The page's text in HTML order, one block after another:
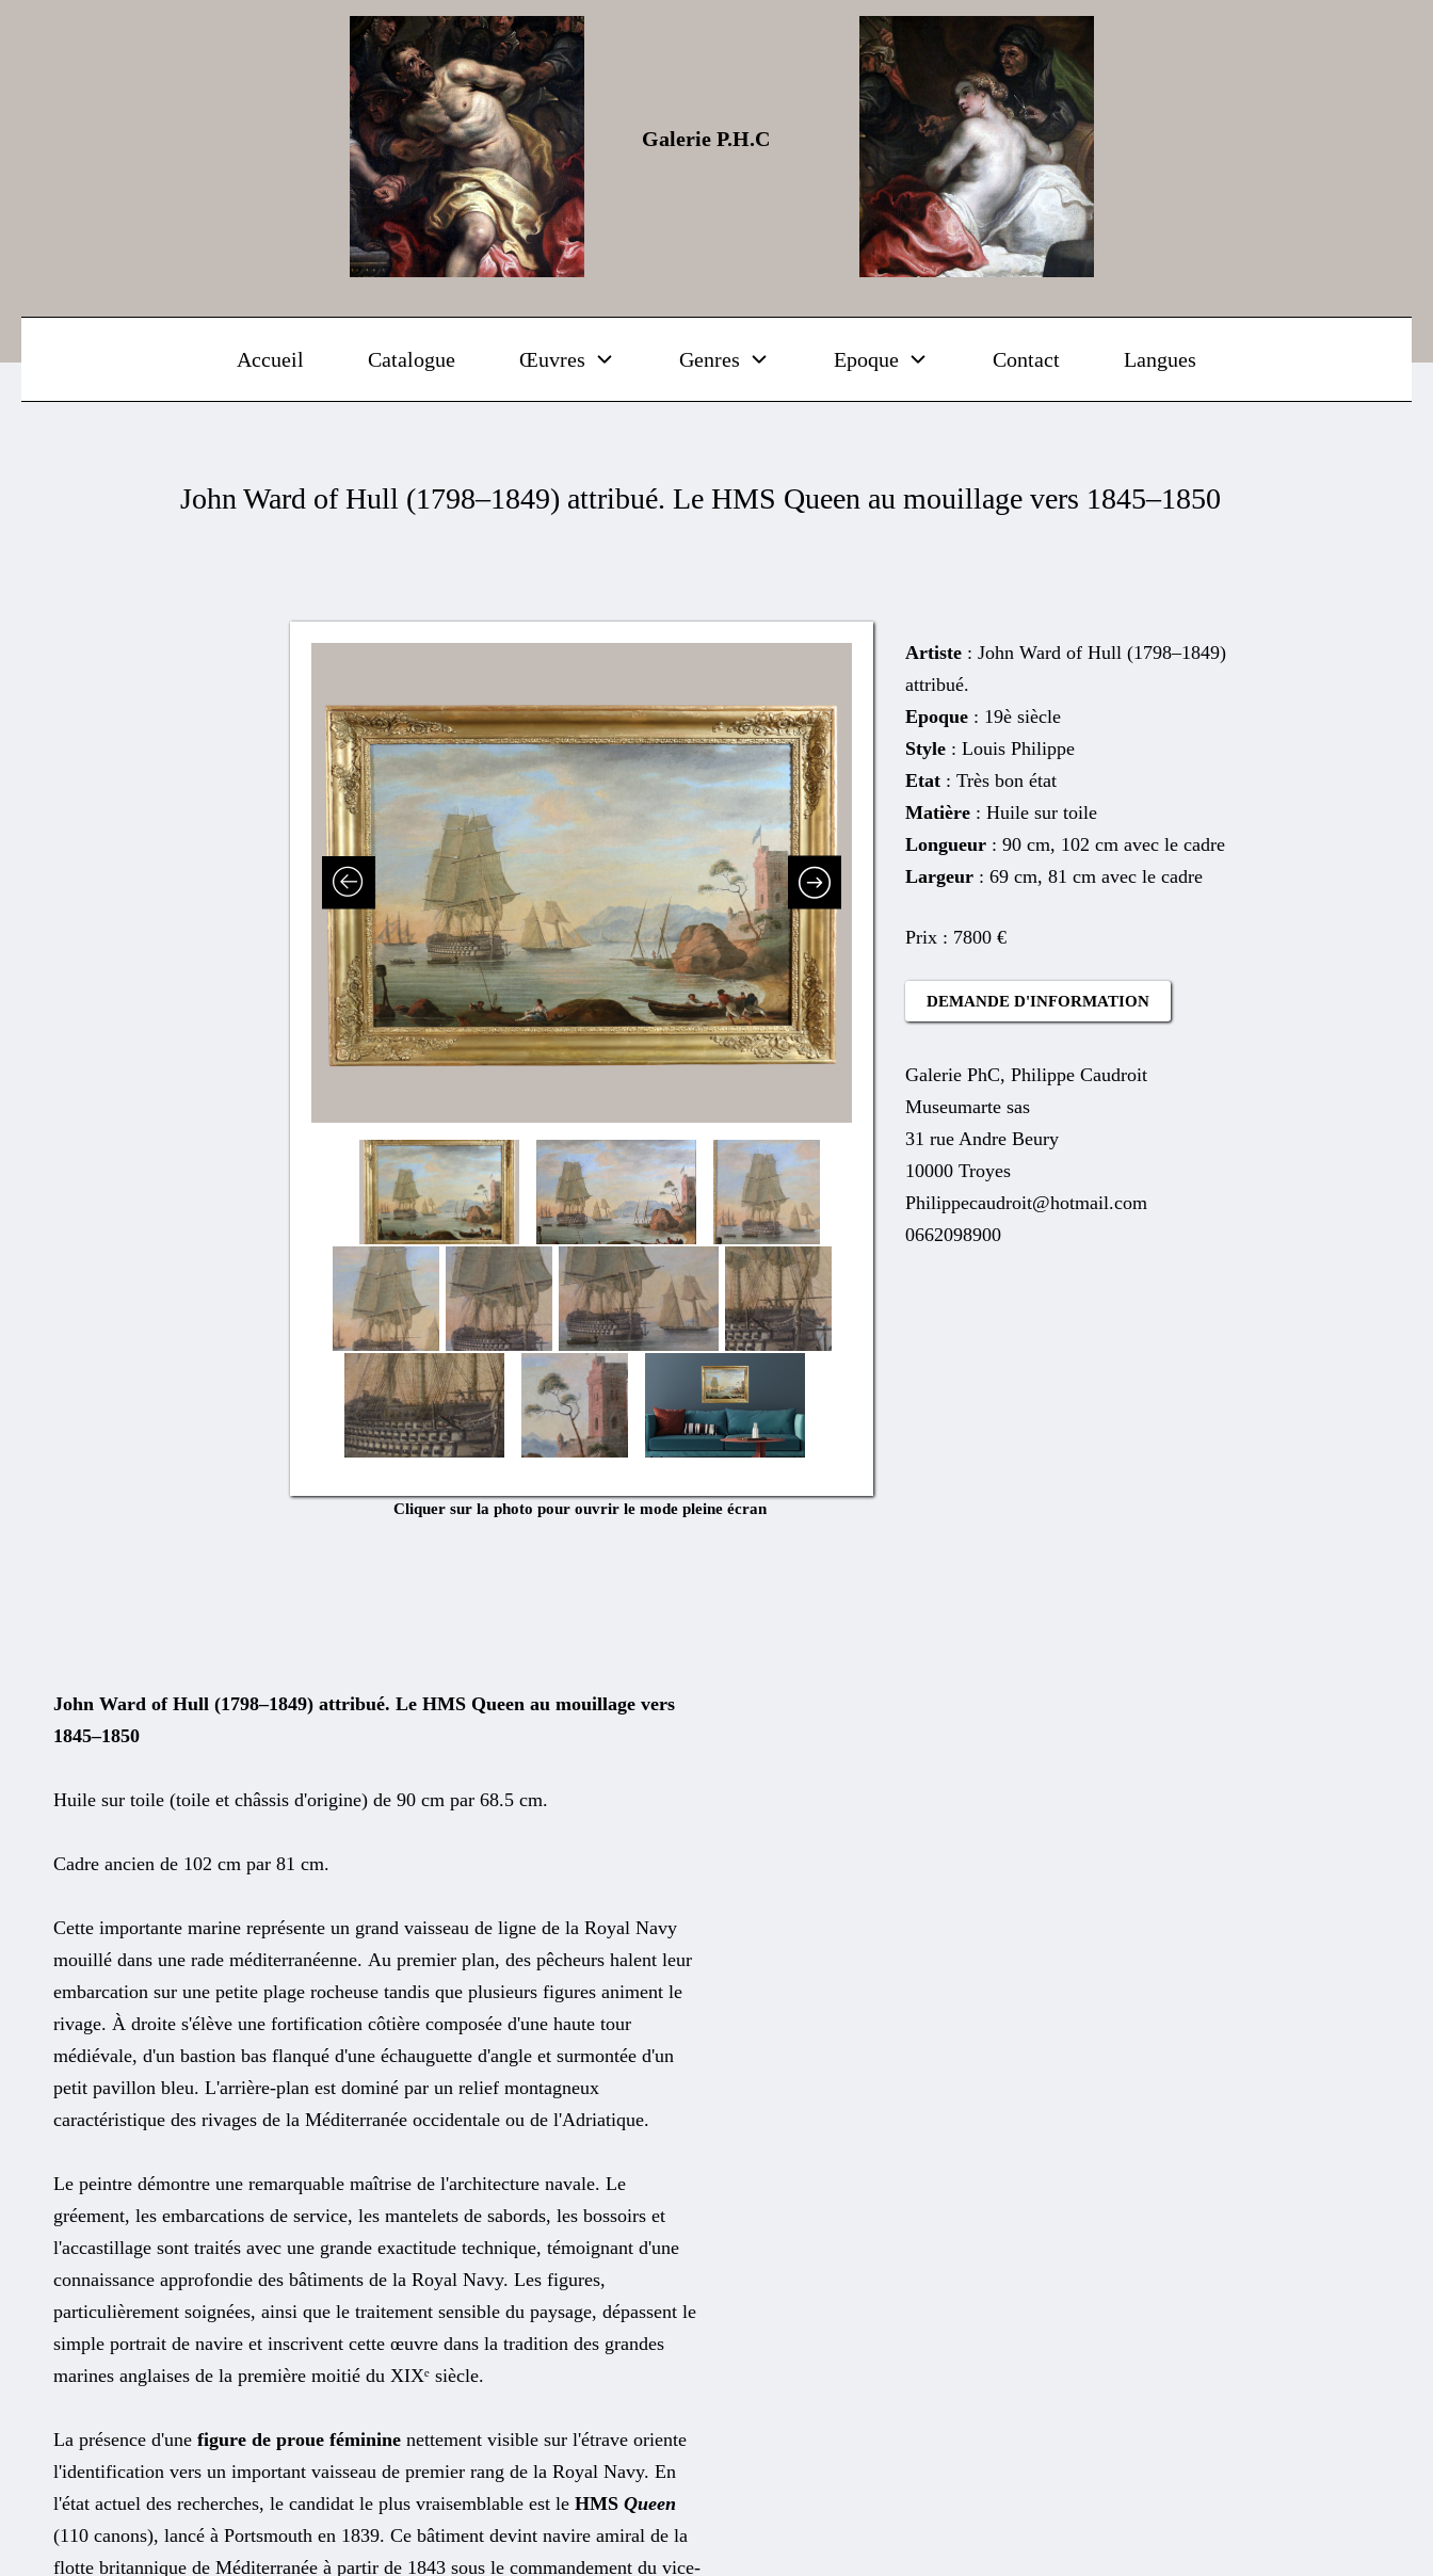
Galerie P.H.C
Accueil Catalogue Œuvres Genres Epoque Contact Langues
John Ward of Hull (1798–1849) attribué. Le HMS Queen au mouillage vers 1845–1850
Cliquer sur la photo pour ouvrir le mode pleine écran
Artiste : John Ward of Hull (1798–1849)
attribué.
Epoque : 19è siècle
Style : Louis Philippe
Etat : Très bon état
Matière : Huile sur toile
Longueur : 90 cm, 102 cm avec le cadre
Largeur : 69 cm, 81 cm avec le cadre
7800€
DEMANDE D'INFORMATION
Galerie PhC, Philippe Caudroit
Museumarte sas
31 rue Andre Beury
10000 Troyes
Philippecaudroit@hotmail.com
0662098900
John Ward of Hull (1798–1849) attribué. Le HMS Queen au mouillage vers
1845–1850
Huile sur toile (toile et châssis d'origine) de 90 cm par 68.5 cm.
Cadre ancien de 102 cm par 81 cm.
Cette importante marine représente un grand vaisseau de ligne de la Royal Navy
mouillé dans une rade méditerranéenne. Au premier plan, des pêcheurs halent leur
embarcation sur une petite plage rocheuse tandis que plusieurs figures animent le
rivage. À droite s'élève une fortification côtière composée d'une haute tour
médiévale, d'un bastion bas flanqué d'une échauguette d'angle et surmontée d'un
petit pavillon bleu. L'arrière-plan est dominé par un relief montagneux
caractéristique des rivages de la Méditerranée occidentale ou de l'Adriatique.
Le peintre démontre une remarquable maîtrise de l'architecture navale. Le
gréement, les embarcations de service, les mantelets de sabords, les bossoirs et
l'accastillage sont traités avec une grande exactitude technique, témoignant d'une
connaissance approfondie des bâtiments de la Royal Navy. Les figures,
particulièrement soignées, ainsi que le traitement sensible du paysage, dépassent le
simple portrait de navire et inscrivent cette œuvre dans la tradition des grandes
marines anglaises de la première moitié du XIXᵉ siècle.
La présence d'une figure de proue féminine nettement visible sur l'étrave oriente
l'identification vers un important vaisseau de premier rang de la Royal Navy. En
l'état actuel des recherches, le candidat le plus vraisemblable est le HMS Queen
(110 canons), lancé à Portsmouth en 1839. Ce bâtiment devint navire amiral de la
flotte britannique de Méditerranée à partir de 1843 sous le commandement du vice-